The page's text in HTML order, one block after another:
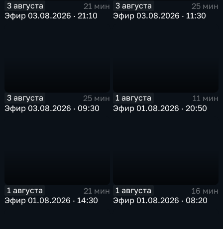
3 августа
21 мин
Эфир 03.08.2026 · 21:10
3 августа
25 мин
Эфир 03.08.2026 · 11:30
3 августа
25 мин
Эфир 03.08.2026 · 09:30
1 августа
11 мин
Эфир 01.08.2026 · 20:50
1 августа
21 мин
Эфир 01.08.2026 · 14:30
1 августа
16 мин
Эфир 01.08.2026 · 08:20